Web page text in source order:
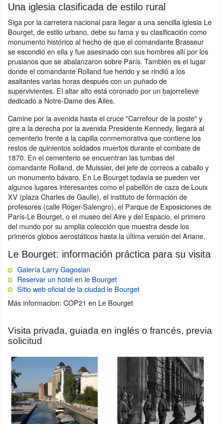
Una iglesia clasificada de estilo rural
Siga por la carretera nacional para llegar a una sencilla iglesia Le
Bourget, de estilo urbano, debe su fama y su clasificación como
monumento histórico al hecho de que el comandante Brasseur
se escondió en ella y fue asesinado con sus hombres allí por los
prusianos que se abalanzaron sobre París. También es el lugar
donde el comandante Rolland fue herido y se rindió a los
asaltantes varias horas después con un puñado de
supervivientes. El altar alto está coronado por un bajorrelieve
dedicado a Notre-Dame des Ailes.
Camine por la avenida hasta el cruce "Carrefour de la poste" y
gire a la derecha por la avenida Presidente Kennedy, llegará al
cementerio frente a la capilla conmemorativa que contiene los
restos de quinientos soldados muertos durante el combate de
1870. En el cementerio se encuentran las tumbas del
comandante Rolland, de Muissier, del jefe de correos a caballo y
un monumento bávaro. En Le Bourget todavía se pueden ver
algunos lugares interesantes como el pabellón de caza de Louix
XV (plaza Charles de Gaulle), el instituto de formación de
profesores (calle Roger-Salengro), el Parque de Exposiciones de
París-Le Bourget, o el museo del Aire y del Espacio, el primero
del mundo por su amplia colección que muestra desde los
primeros globos aerostáticos hasta la última versión del Ariane.
Le Bourget: información práctica para su visita
Galería Larry Gagosian
Reservar un hotel en le Bourget
Sitio web oficial de la ciudad le Bourget
Más informacion: COP21 en Le Bourget
Visita privada, guiada en inglés o francés, previa
solicitud